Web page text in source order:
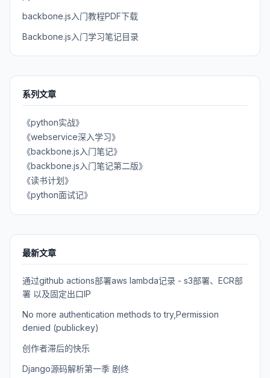
backbone.js入门教程PDF下载
Backbone.js入门学习笔记目录
系列文章
《python实战》
《webservice深入学习》
《backbone.js入门笔记》
《backbone.js入门笔记第二版》
《读书计划》
《python面试记》
最新文章
通过github actions部署aws lambda记录 - s3部署、ECR部
署 以及固定出口IP
No more authentication methods to try,Permission
denied (publickey)
创作者滞后的快乐
Django源码解析第一季 剧终